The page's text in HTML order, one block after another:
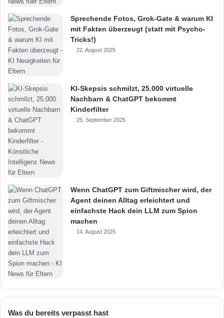
Sprechende Fotos, Grok-Gate & warum KI
mit Fakten überzeugt (statt mit Psycho-
Tricks!)
22. August 2025
KI-Skepsis schmilzt, 25.000 virtuelle
Nachbarn & ChatGPT bekommt
Kinderfilter
25. September 2025
Wenn ChatGPT zum Giftmischer wird, der
Agent deinen Alltag erleichtert und
einfachste Hack dein LLM zum Spion
machen
14. August 2025
Was du bereits verpasst hast